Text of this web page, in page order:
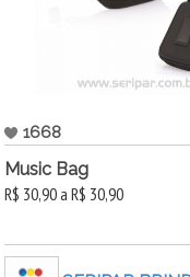
1668
Music Bag
R$ 30,90 a R$ 30,90